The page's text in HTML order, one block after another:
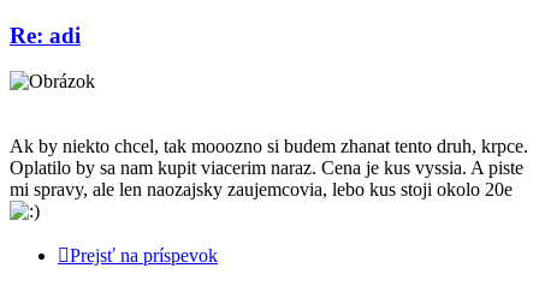
Re: adi
Ak by niekto chcel, tak mooozno si budem zhanat tento druh, krpce.
Oplatilo by sa nam kupit viacerim naraz. Cena je kus vyssia. A piste
mi spravy, ale len naozajsky zaujemcovia, lebo kus stoji okolo 20e
Prejsť na príspevok